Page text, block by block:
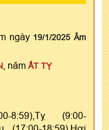
ngày 19/1/2025 Âm
, năm ẤT TỴ
8:59),Tỵ (9:00-